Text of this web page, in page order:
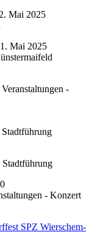
Mai 2025
Mai 2025
-
Stadtführung
Stadtführung
- Konzert
SPZ Wierschem-